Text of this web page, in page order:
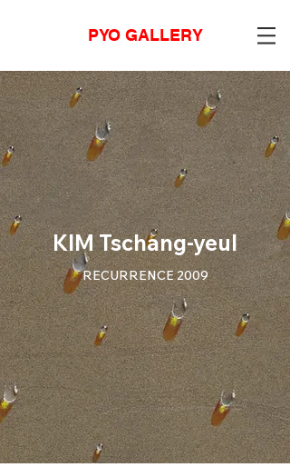
PYO GALLERY
KIM Tschang-yeul
RECURRENCE 2009